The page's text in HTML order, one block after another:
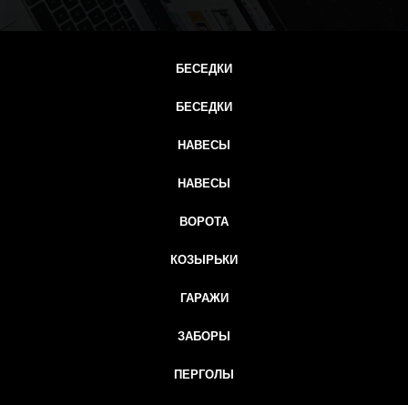
БЕСЕДКИ
БЕСЕДКИ
НАВЕСЫ
НАВЕСЫ
ВОРОТА
КОЗЫРЬКИ
ГАРАЖИ
ЗАБОРЫ
ПЕРГОЛЫ